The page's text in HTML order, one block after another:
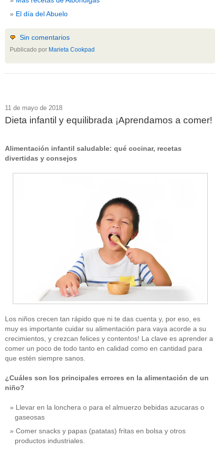
El día del Abuelo
Sin comentarios
Publicado por Marieta Cookpad
11 de mayo de 2018
Dieta infantil y equilibrada ¡Aprendamos a comer!
Alimentación infantil saludable: qué cocinar, recetas
divertidas y consejos
Los niños crecen tan rápido que ni te das cuenta y, por eso, es
muy es importante cuidar su alimentación para vaya acorde a su
crecimientos, y crezcan felices y contentos! La clave es aprender a
comer un poco de todo tanto en calidad como en cantidad para
que estén siempre sanos.
¿Cuáles son los principales errores en la alimentación de un
niño?
Llevar en la lonchera o para el almuerzo bebidas azucaras o
gaseosas
Comer snacks y papas (patatas) fritas en bolsa y otros
productos industriales.